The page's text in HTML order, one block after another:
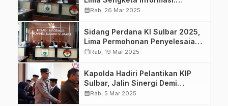
Pemohon dan Termohon Diminta
calendar_monthRab, 26 Mar 2025
Sidang Perdana KI Sulbar 2025,
Lima Permohonan Penyelesaian
Sengketa Informasi
calendar_monthRab, 19 Mar 2025
Kapolda Hadiri Pelantikan KIP
Sulbar, Jalin Sinergi Demi
Transparansi Publik
calendar_monthRab, 5 Mar 2025